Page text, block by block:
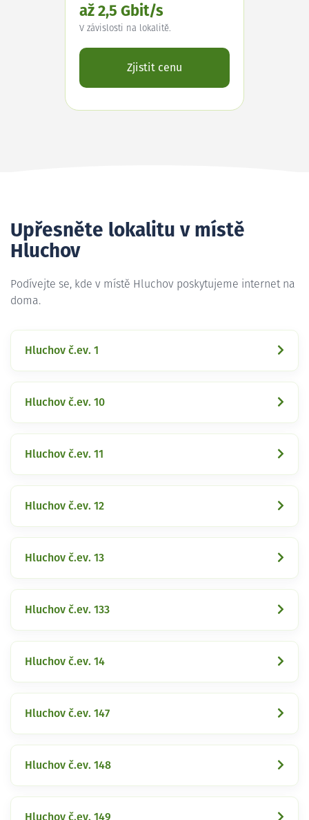
až 2,5 Gbit/s
V závislosti na lokalitě.
Zjistit cenu
Upřesněte lokalitu v místě
Hluchov
Podívejte se, kde v místě Hluchov poskytujeme internet na
doma.
Hluchov č.ev. 1
Hluchov č.ev. 10
Hluchov č.ev. 11
Hluchov č.ev. 12
Hluchov č.ev. 13
Hluchov č.ev. 133
Hluchov č.ev. 14
Hluchov č.ev. 147
Hluchov č.ev. 148
Hluchov č.ev. 149